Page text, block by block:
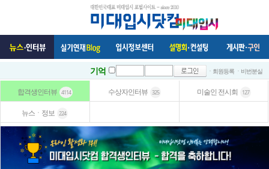
기억 ㆍ회원등록 ㆍ비번분실
합격생인터뷰 4114 수상자인터뷰 325 미술인 전시회 127
뉴스ㆍ정보 224